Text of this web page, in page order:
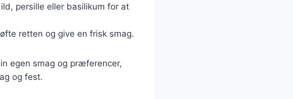
persille eller basilikum for at
retten og give en frisk smag.
egen smag og præferencer,
og fest.